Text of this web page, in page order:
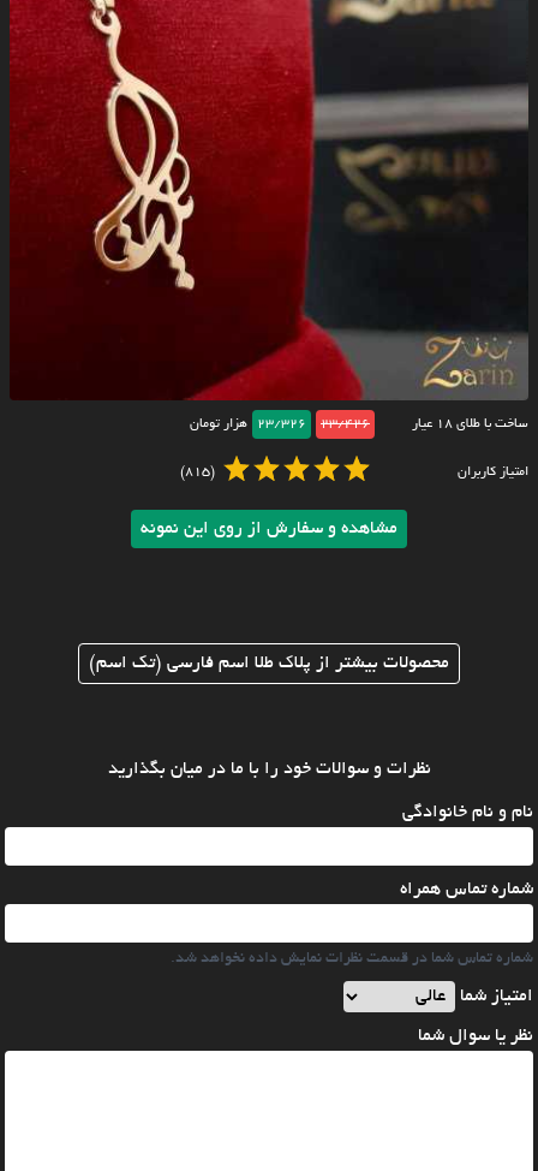
ساخت با طلای ۱۸ عیار 23/426
23/326 هزار تومان
امتیاز کاربران (815)
مشاهده و سفارش از روی این نمونه
محصولات بیشتر از پلاک طلا اسم فارسی (تک اسم)
نظرات و سوالات خود را با ما در میان بگذارید
نام و نام خانوادگی
شماره تماس همراه
شماره تماس شما در قسمت نظرات نمایش داده نخواهد شد.
امتیاز شما
نظر یا سوال شما